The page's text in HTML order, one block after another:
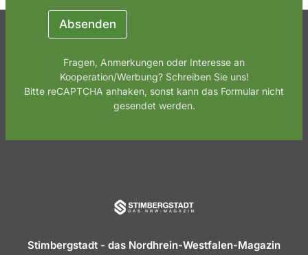
h
c
Absenden
Fragen, Anmerkungen oder Interesse an
Kooperation/Werbung? Schreiben Sie uns!
Bitte reCAPTCHA anhaken, sonst kann das Formular nicht
gesendet werden.
Stimbergstadt - das Nordhrein-Westfalen-Magazin